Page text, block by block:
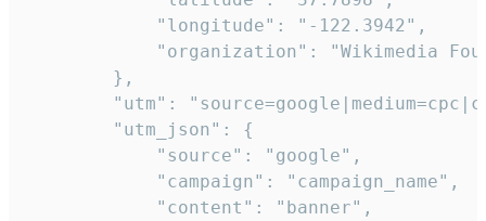
            "longitude": "-122.3942",
"organization": "Wikimedia
        },
"utm":
        "utm_json": {
            "source": "google",
            "campaign": "campaign_name",
            "content": "banner",